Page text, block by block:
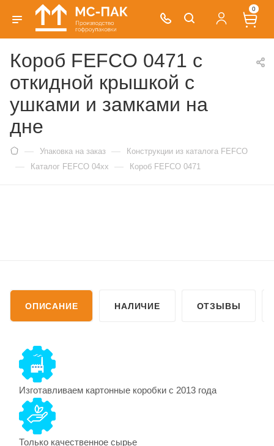
0
Короб FEFCO 0471 с
откидной крышкой с
ушками и замками на
дне
— Упаковка на заказ — Конструкции из каталога FEFCO
— Каталог FEFCO 04xx — Короб FEFCO 0471
ОПИСАНИЕ НАЛИЧИЕ ОТЗЫВЫ
Изготавливаем картонные коробки с 2013 года
Только качественное сырье